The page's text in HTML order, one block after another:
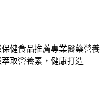
健食品推薦專業醫藥營養
取營養素，健康打造